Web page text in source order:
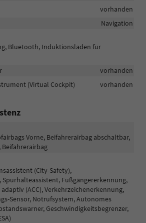
vorhanden
Navigation
Bluetooth, Induktionsladen für
vorhanden
(Virtual Cockpit)
vorhanden
Vorne, Beifahrerairbag abschaltbar,
Beifahrerairbag
(City-Safety),
Spurhalteassistent, Fußgängererkennung,
(ACC), Verkehrzeichenerkennung,
Sensor, Notrufsystem, Autonomes
Geschwindigkeitsbegrenzer,